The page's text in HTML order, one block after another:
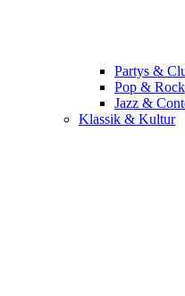
Partys &
Pop & Rock
Jazz &
Klassik & Kultur